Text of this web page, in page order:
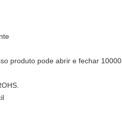
produto pode abrir e fechar 10000